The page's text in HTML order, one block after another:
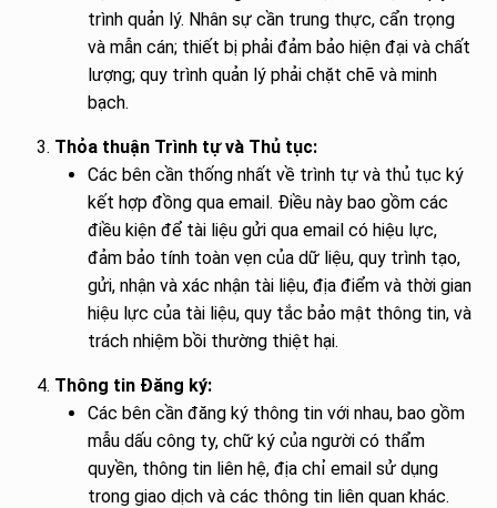
trình quản lý. Nhân sự cần trung thực, cẩn trọng
và mẫn cán; thiết bị phải đảm bảo hiện đại và chất
lượng; quy trình quản lý phải chặt chẽ và minh
bạch.
Thỏa thuận Trình tự và Thủ tục:
Các bên cần thống nhất về trình tự và thủ tục ký
kết hợp đồng qua email. Điều này bao gồm các
điều kiện để tài liệu gửi qua email có hiệu lực,
đảm bảo tính toàn vẹn của dữ liệu, quy trình tạo,
gửi, nhận và xác nhận tài liệu, địa điểm và thời gian
hiệu lực của tài liệu, quy tắc bảo mật thông tin, và
trách nhiệm bồi thường thiệt hại.
Thông tin Đăng ký:
Các bên cần đăng ký thông tin với nhau, bao gồm
mẫu dấu công ty, chữ ký của người có thẩm
quyền, thông tin liên hệ, địa chỉ email sử dụng
trong giao dịch và các thông tin liên quan khác.